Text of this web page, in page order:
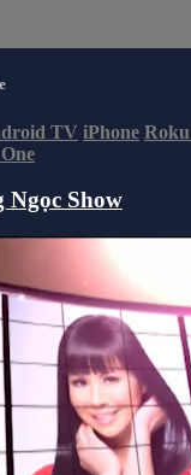
TV iPhone Roku
Ngọc Show